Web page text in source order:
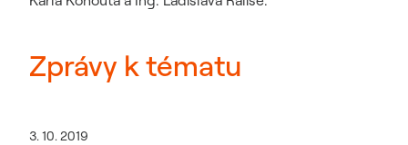
Zprávy k tématu
3. 10. 2019